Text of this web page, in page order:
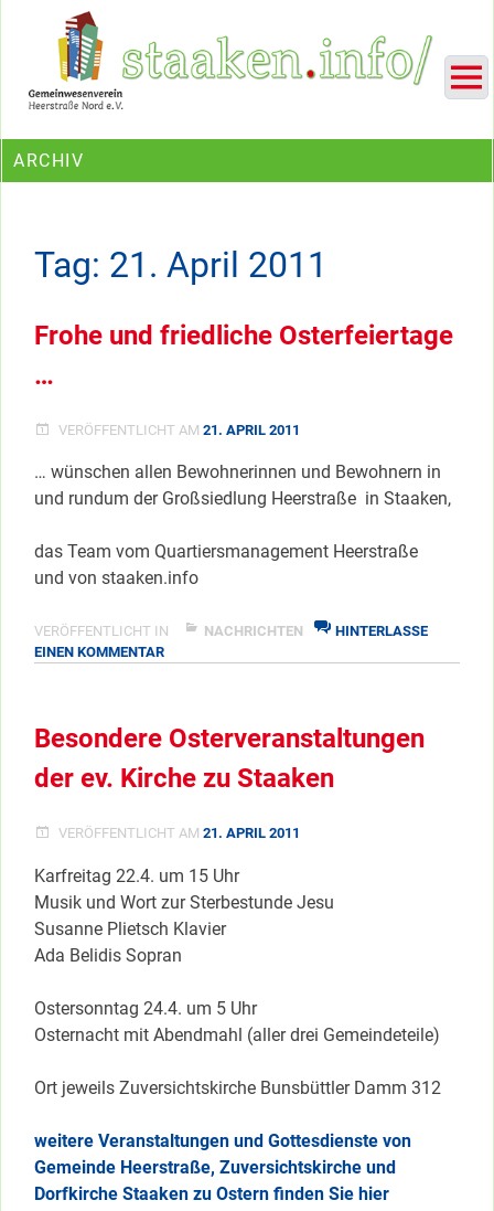
Ein Projekt des Gemeinwesenvereins Heerstraße Nord
ARCHIV
Tag: 21. April 2011
Frohe und friedliche Osterfeiertage
…
VERÖFFENTLICHT AM 21. APRIL 2011
… wünschen allen Bewohnerinnen und Bewohnern in
und rundum der Großsiedlung Heerstraße in Staaken,
das Team vom Quartiersmanagement Heerstraße
und von staaken.info
VERÖFFENTLICHT IN NACHRICHTEN
HINTERLASSE
EINEN KOMMENTARZU
OSTERFEIERTAGE
Besondere Osterveranstaltungen
der ev. Kirche zu Staaken
VERÖFFENTLICHT AM 21. APRIL 2011
Karfreitag 22.4. um 15 Uhr
Musik und Wort zur Sterbestunde Jesu
Susanne Plietsch Klavier
Ada Belidis Sopran
Ostersonntag 24.4. um 5 Uhr
Osternacht mit Abendmahl (aller drei Gemeindeteile)
Ort jeweils Zuversichtskirche Bunsbüttler Damm 312
weitere Veranstaltungen und Gottesdienste von
Gemeinde Heerstraße, Zuversichtskirche und
Dorfkirche Staaken zu Ostern finden Sie hier